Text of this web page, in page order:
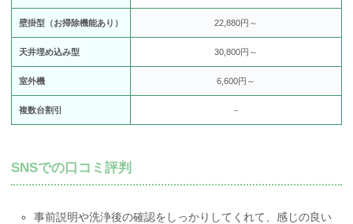
壁掛型（お掃除機能あり） 22,880円～
天井埋め込み型 30,800円～
室外機 6,600円～
複数台割引 －
SNSでの口コミ評判
事前説明や洗浄後の確認をしっかりしてくれて、感じの良い